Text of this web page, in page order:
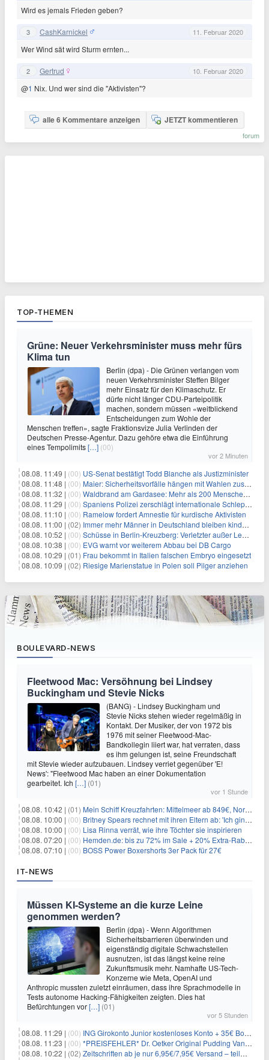
Wird es jemals Frieden geben?
3 CashKarnickel 11. Februar 2020
Wer Wind sät wird Sturm ernten...
2 Gertrud 10. Februar 2020
@1 Nix. Und wer sind die "Aktivisten"?
alle 6 Kommentare anzeigen JETZT kommentieren
forum
TOP-THEMEN
Grüne: Neuer Verkehrsminister muss mehr fürs
Klima tun
Berlin (dpa) - Die Grünen verlangen vom
neuen Verkehrsminister Steffen Bilger
mehr Einsatz für den Klimaschutz. Er
dürfe nicht länger CDU-Parteipolitik
machen, sondern müssen «weitblickend
Entscheidungen zum Wohle der
Menschen treffen», sagte Fraktionsvize Julia Verlinden der
Deutschen Presse-Agentur. Dazu gehöre etwa die Einführung
eines Tempolimits[…] (00)
vor 2 Minuten
08.08. 11:49 | (00) US-Senat bestätigt Todd Blanche als Justizminister
08.08. 11:48 | (00) Maier: Sicherheitsvorfälle hängen mit Wahlen zusammen
08.08. 11:32 | (00) Waldbrand am Gardasee: Mehr als 200 Menschen evakuiert
08.08. 11:29 | (00) Spaniens Polizei zerschlägt internationale Schlepperbande
08.08. 11:10 | (00) Ramelow fordert Amnestie für kurdische Aktivisten
08.08. 11:00 | (02) Immer mehr Männer in Deutschland bleiben kinderlos
08.08. 10:52 | (00) Schüsse in Berlin-Kreuzberg: Verletzter außer Lebensgefahr
08.08. 10:38 | (00) EVG warnt vor weiterem Abbau bei DB Cargo
08.08. 10:29 | (01) Frau bekommt in Italien falschen Embryo eingesetzt
08.08. 10:09 | (02) Riesige Marienstatue in Polen soll Pilger anziehen
BOULEVARD-NEWS
Fleetwood Mac: Versöhnung bei Lindsey
Buckingham und Stevie Nicks
(BANG) - Lindsey Buckingham und
Stevie Nicks stehen wieder regelmäßig in
Kontakt. Der Musiker, der von 1972 bis
1976 mit seiner Fleetwood-Mac-
Bandkollegin liiert war, hat verraten, dass
es ihm gelungen ist, seine Freundschaft
mit Stevie wieder aufzubauen. Lindsey verriet gegenüber 'E!
News': "Fleetwood Mac haben an einer Dokumentation
gearbeitet. Ich […] (01)
vor 1 Stunde
08.08. 10:42 | (01) Mein Schiff Kreuzfahrten: Mittelmeer ab 849€, Norwegen ab 999€ p.P.
08.08. 10:00 | (00) Britney Spears rechnet mit ihren Eltern ab: 'Ich ging zwei Monate lang auf die Knie und weinte'
08.08. 10:00 | (00) Lisa Rinna verrät, wie ihre Töchter sie inspirieren
08.08. 07:20 | (00) Hemden.de: bis zu 72% im Sale + 20% Extra-Rabatt dank Gutschein
08.08. 07:10 | (00) BOSS Power Boxershorts 3er Pack für 27€
IT-NEWS
Müssen KI-Systeme an die kurze Leine
genommen werden?
Berlin (dpa) - Wenn Algorithmen
Sicherheitsbarrieren überwinden und
eigenständig digitale Schwachstellen
ausnutzen, ist das längst keine reine
Zukunftsmusik mehr. Namhafte US-Tech-
Konzerne wie Meta, OpenAI und
Anthropic mussten zuletzt einräumen, dass ihre Sprachmodelle in
Tests autonome Hacking-Fähigkeiten zeigten. Dies hat
Befürchtungen vor[…] (01)
vor 5 Stunden
08.08. 11:29 | (00) ING Girokonto Junior kostenloses Konto + 35€ Bonus
08.08. 11:23 | (00) *PREISFEHLER* Dr. Oetker Original Pudding Vanille 22er-Pack für 2,97€
08.08. 10:22 | (02) Zeitschriften ab je nur 6,95€/7,95€ Versand – teilweise selbstkündigend!